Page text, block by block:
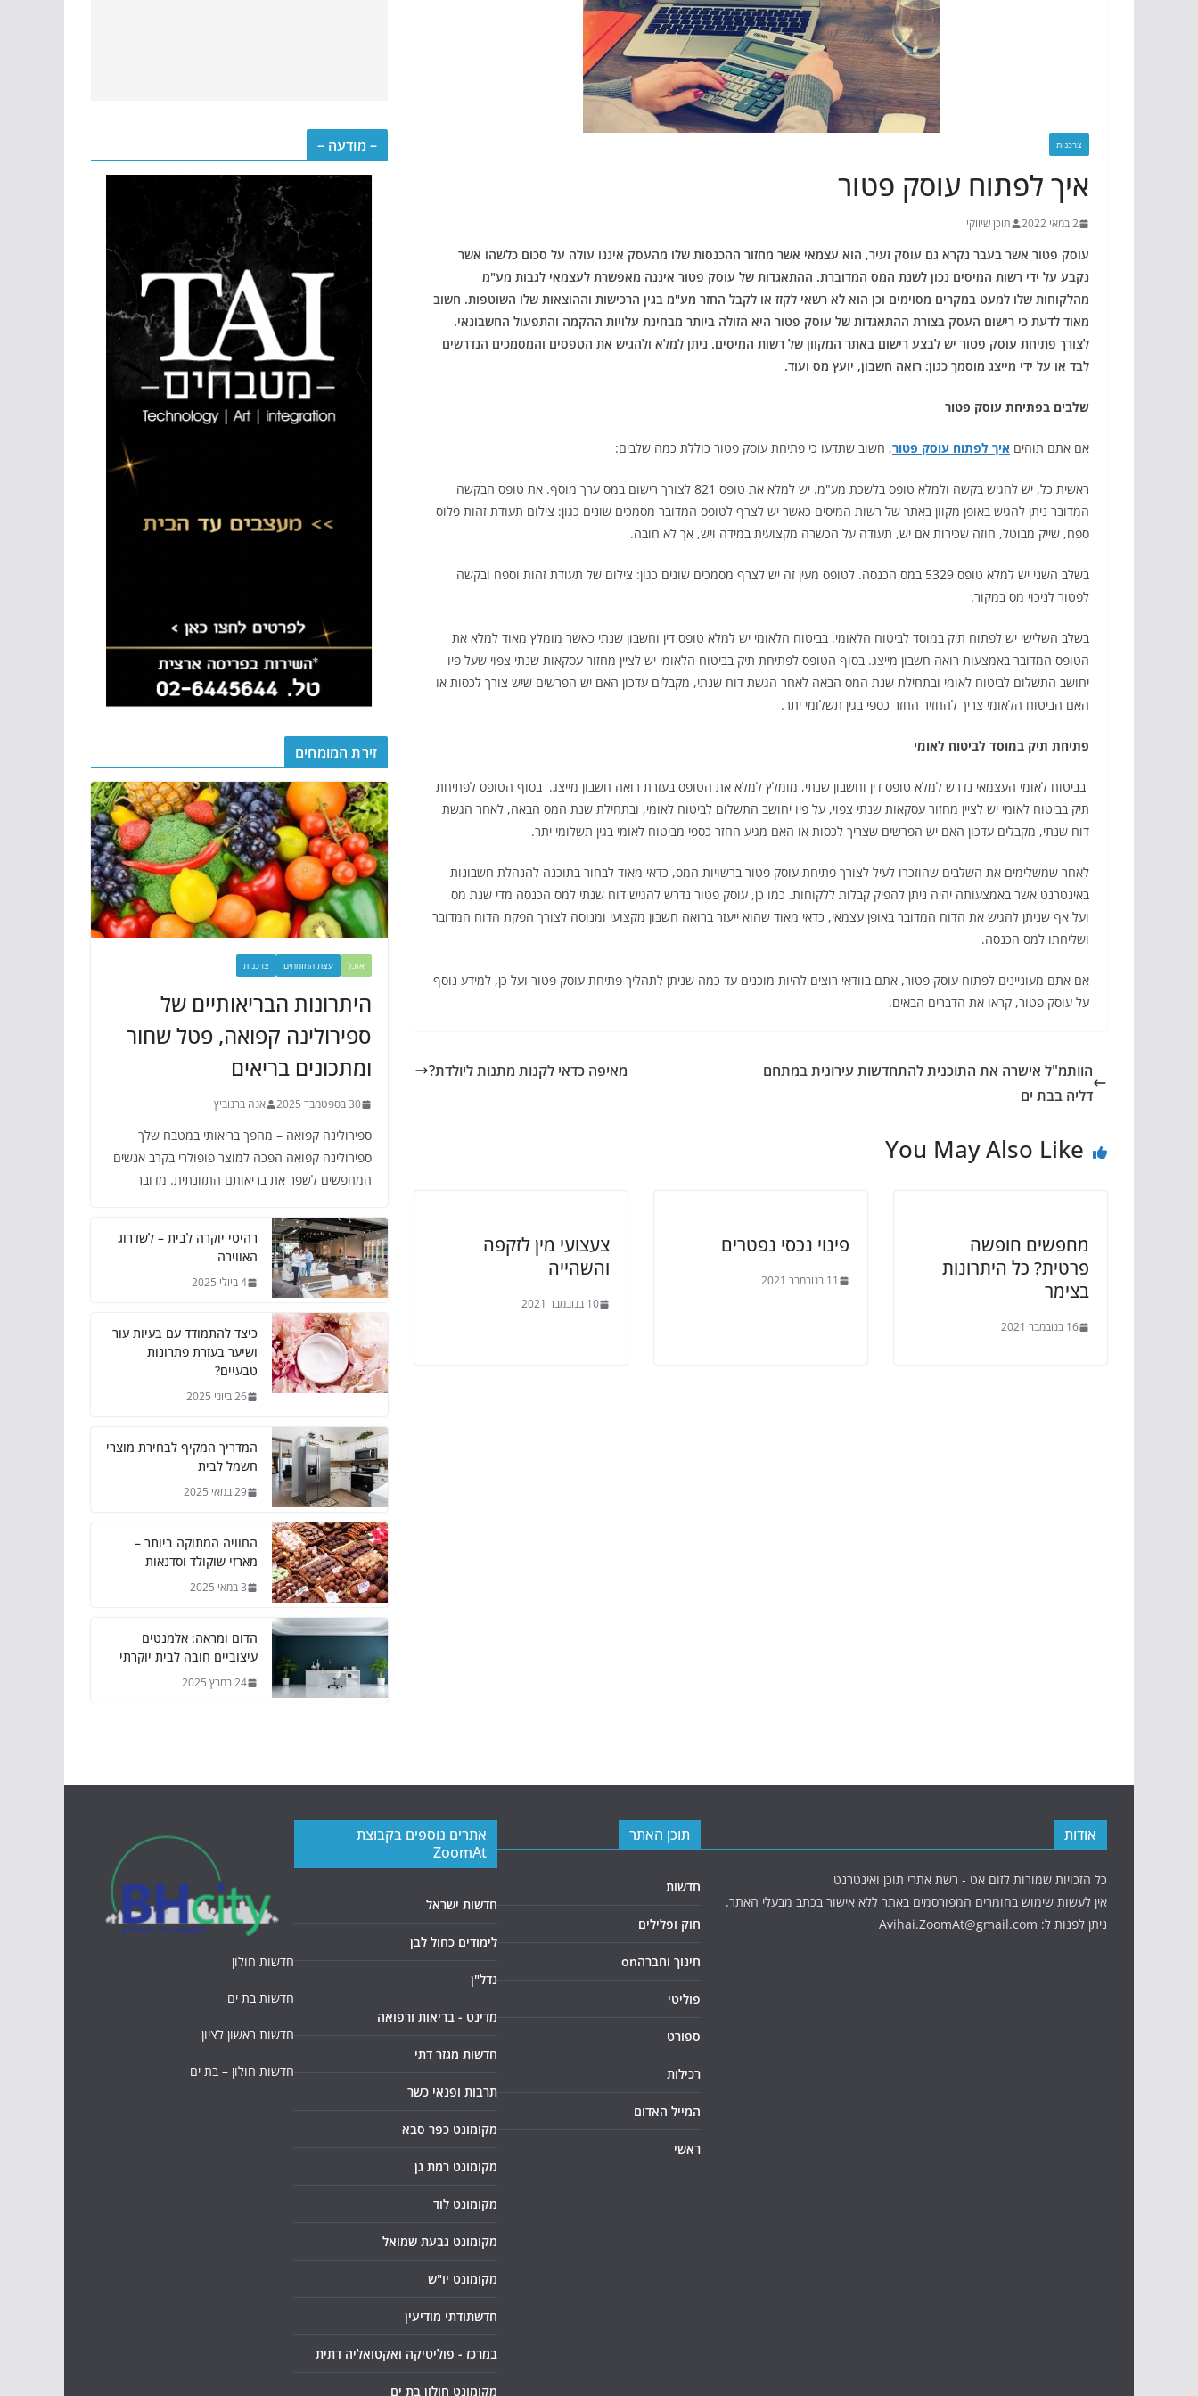
צרכנות
איך לפתוח עוסק פטור
2 במאי 2022 תוכן שיווקי
עוסק פטור אשר בעבר נקרא גם עוסק זעיר, הוא עצמאי אשר מחזור ההכנסות שלו מהעסק איננו עולה על סכום כלשהו אשר
נקבע על ידי רשות המיסים נכון לשנת המס המדוברת. ההתאגדות של עוסק פטור איננה מאפשרת לעצמאי לגבות מע"מ
מהלקוחות שלו למעט במקרים מסוימים וכן הוא לא רשאי לקזז או לקבל החזר מע"מ בגין הרכישות וההוצאות שלו השוטפות. חשוב
מאוד לדעת כי רישום העסק בצורת ההתאגדות של עוסק פטור היא הזולה ביותר מבחינת עלויות ההקמה והתפעול החשבונאי.
לצורך פתיחת עוסק פטור יש לבצע רישום באתר המקוון של רשות המיסים. ניתן למלא ולהגיש את הטפסים והמסמכים הנדרשים
לבד או על ידי מייצג מוסמך כגון: רואה חשבון, יועץ מס ועוד.
שלבים בפתיחת עוסק פטור
אם אתם תוהים איך לפתוח עוסק פטור, חשוב שתדעו כי פתיחת עוסק פטור כוללת כמה שלבים:
ראשית כל, יש להגיש בקשה ולמלא טופס בלשכת מע"מ. יש למלא את טופס 821 לצורך רישום במס ערך מוסף. את טופס הבקשה
המדובר ניתן להגיש באופן מקוון באתר של רשות המיסים כאשר יש לצרף לטופס המדובר מסמכים שונים כגון: צילום תעודת זהות פלוס
ספח, שייק מבוטל, חוזה שכירות אם יש, תעודה על הכשרה מקצועית במידה ויש, אך לא חובה.
בשלב השני יש למלא טופס 5329 במס הכנסה. לטופס מעין זה יש לצרף מסמכים שונים כגון: צילום של תעודת זהות וספח ובקשה
לפטור לניכוי מס במקור.
בשלב השלישי יש לפתוח תיק במוסד לביטוח הלאומי. בביטוח הלאומי יש למלא טופס דין וחשבון שנתי כאשר מומלץ מאוד למלא את
הטופס המדובר באמצעות רואה חשבון מייצג. בסוף הטופס לפתיחת תיק בביטוח הלאומי יש לציין מחזור עסקאות שנתי צפוי שעל פיו
יחושב התשלום לביטוח לאומי ובתחילת שנת המס הבאה לאחר הגשת דוח שנתי, מקבלים עדכון האם יש הפרשים שיש צורך לכסות או
האם הביטוח הלאומי צריך להחזיר החזר כספי בגין תשלומי יתר.
פתיחת תיק במוסד לביטוח לאומי
בביטוח לאומי העצמאי נדרש למלא טופס דין וחשבון שנתי, מומלץ למלא את הטופס בעזרת רואה חשבון מייצג. בסוף הטופס לפתיחת
תיק בביטוח לאומי יש לציין מחזור עסקאות שנתי צפוי, על פיו יחושב התשלום לביטוח לאומי, ובתחילת שנת המס הבאה, לאחר הגשת
דוח שנתי, מקבלים עדכון האם יש הפרשים שצריך לכסות או האם מגיע החזר כספי מביטוח לאומי בגין תשלומי יתר.
לאחר שמשלימים את השלבים שהוזכרו לעיל לצורך פתיחת עוסק פטור ברשויות המס, כדאי מאוד לבחור בתוכנה להנהלת חשבונות
באינטרנט אשר באמצעותה יהיה ניתן להפיק קבלות ללקוחות. כמו כן, עוסק פטור נדרש להגיש דוח שנתי למס הכנסה מדי שנת מס
ועל אף שניתן להגיש את הדוח המדובר באופן עצמאי, כדאי מאוד שהוא ייעזר ברואה חשבון מקצועי ומנוסה לצורך הפקת הדוח המדובר
ושליחתו למס הכנסה.
אם אתם מעוניינים לפתוח עוסק פטור, אתם בוודאי רוצים להיות מוכנים עד כמה שניתן לתהליך פתיחת עוסק פטור ועל כן, למידע נוסף
על עוסק פטור, קראו את הדברים הבאים.
הוותמ"ל אישרה את התוכנית להתחדשות עירונית במתחם
דליה בבת ים
מאיפה כדאי לקנות מתנות ליולדת?
You May Also Like
מחפשים חופשה
פרטית? כל היתרונות
בצימר
16 בנובמבר 2021
פינוי נכסי נפטרים
11 בנובמבר 2021
צעצועי מין לזקפה
והשהייה
10 בנובמבר 2021
– מודעה –
זירת המומחים
אוכל עצת המומחים צרכנות
היתרונות הבריאותיים של
ספירולינה קפואה, פטל שחור
ומתכונים בריאים
30 בספטמבר 2025 אנה ברנוביץ
ספירולינה קפואה – מהפך בריאותי במטבח שלך
ספירולינה קפואה הפכה למוצר פופולרי בקרב אנשים
המחפשים לשפר את בריאותם התזונתית. מדובר
רהיטי יוקרה לבית – לשדרוג
האווירה
4 ביולי 2025
כיצד להתמודד עם בעיות עור
ושיער בעזרת פתרונות
טבעיים?
26 ביוני 2025
המדריך המקיף לבחירת מוצרי
חשמל לבית
29 במאי 2025
החוויה המתוקה ביותר –
מארזי שוקולד וסדנאות
3 במאי 2025
הדום ומראה: אלמנטים
עיצוביים חובה לבית יוקרתי
24 במרץ 2025
אודות
כל הזכויות שמורות לזום אט - רשת אתרי תוכן ואינטרנט
אין לעשות שימוש בחומרים המפורסמים באתר ללא אישור בכתב מבעלי האתר.
ניתן לפנות ל: Avihai.ZoomAt@gmail.com
תוכן האתר
חדשות
חוק ופלילים
חינוך וחברהon
פוליטי
ספורט
רכילות
המייל האדום
ראשי
אתרים נוספים בקבוצת
ZoomAt
חדשות ישראל
לימודים כחול לבן
נדל"ן
מדינט - בריאות ורפואה
חדשות מגזר דתי
תרבות ופנאי כשר
מקומונט כפר סבא
מקומונט רמת גן
מקומונט לוד
מקומונט גבעת שמואל
מקומונט יו"ש
חדשתודתי מודיעין
במרכז - פוליטיקה ואקטואליה דתית
מקומונט חולון בת ים
חדשות חולון
חדשות בת ים
חדשות ראשון לציון
חדשות חולון – בת ים